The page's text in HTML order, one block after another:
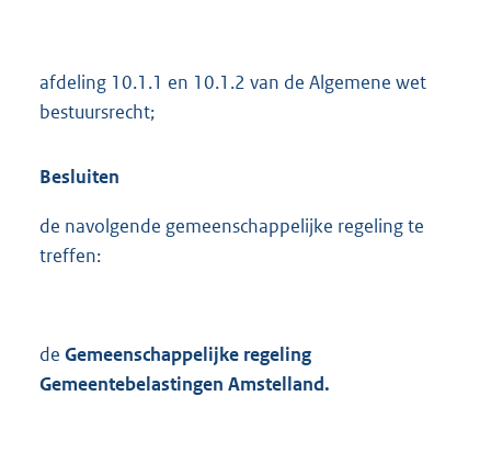
afdeling 10.1.1 en 10.1.2 van de Algemene wet
bestuursrecht;
Besluiten
de navolgende gemeenschappelijke regeling te
treffen:
de Gemeenschappelijke regeling
Gemeentebelastingen Amstelland.